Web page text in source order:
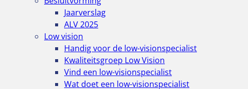
Jaarverslag
ALV 2025
Low vision
Handig voor de low-visionspecialist
Kwaliteitsgroep Low Vision
Vind een low-visionspecialist
Wat doet een low-visionspecialist